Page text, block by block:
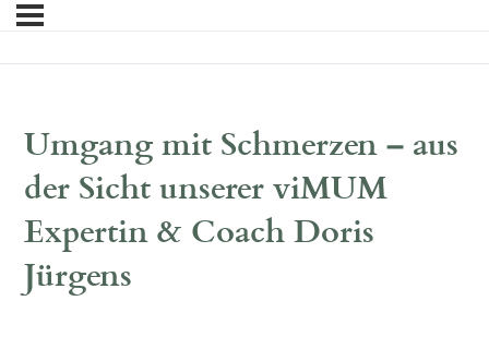
Umgang mit Schmerzen – aus
der Sicht unserer viMUM
Expertin & Coach Doris
Jürgens